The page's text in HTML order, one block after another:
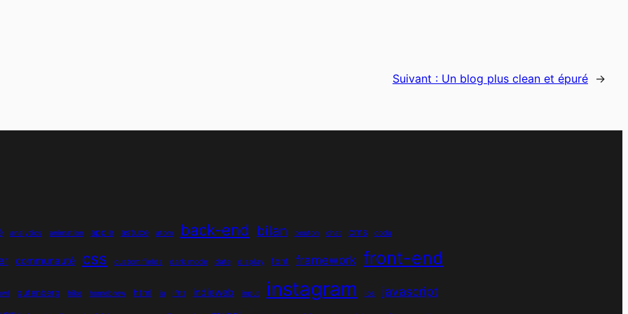
Suivant : Un blog plus clean et épuré →
analytics animation apple astuce atom back-end bilan bouton chat cms coda
communauté css custom fields dark mode date display font framework front-end
gutenberg hike homebrew html ia ifttt indieweb input instagram ios javascript